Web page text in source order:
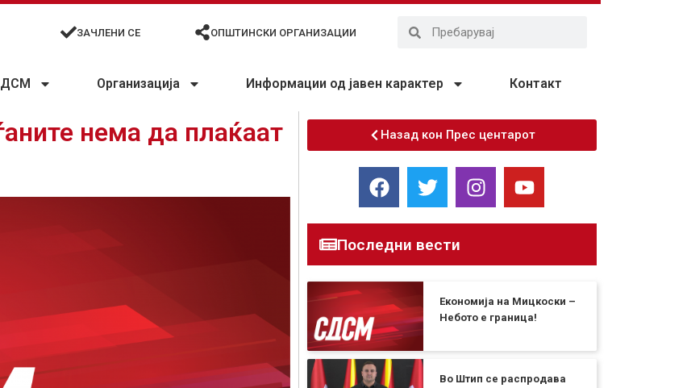
ЗАЧЛЕНИ СЕ ОПШТИНСКИ ОРГАНИЗАЦИИ
Организација Информации од јавен карактер Контакт
нема да плаќаат Назад кон Прес центарот
Последни вести
Економија на Мицкоски –
Небото е граница!
Во Штип се распродава